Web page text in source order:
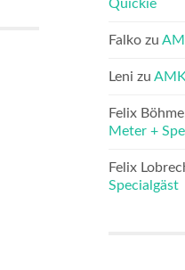
Quickie
Falko zu
Leni zu
Felix
Meter +
Felix
Specialgäst